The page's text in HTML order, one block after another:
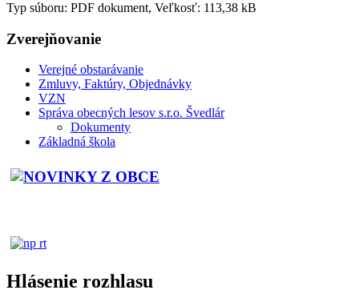
Typ súboru: PDF dokument, Veľkosť: 113,38 kB
Zverejňovanie
Verejné obstarávanie
Zmluvy, Faktúry, Objednávky
VZN
Správa obecných lesov s.r.o. Švedlár
Dokumenty
Základná škola
Hlásenie rozhlasu